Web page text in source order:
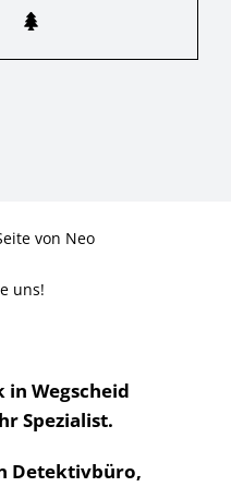
von Neo
uns!
in Wegscheid
Spezialist.
Detektivbüro,